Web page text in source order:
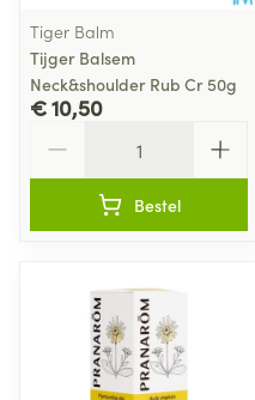
Tiger Balm
Tijger Balsem
Neck&shoulder Rub Cr 50g
€ 10,50
Bestel